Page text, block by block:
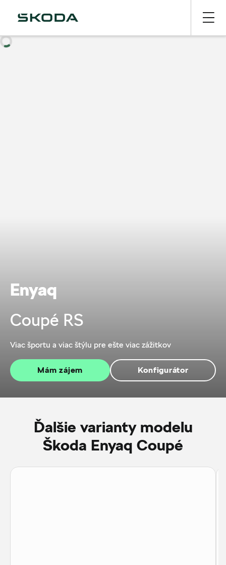
Enyaq
Coupé RS
Viac športu a viac štýlu pre ešte viac zážitkov
Mám zájem Konfigurátor
Ďalšie varianty modelu
Škoda Enyaq Coupé